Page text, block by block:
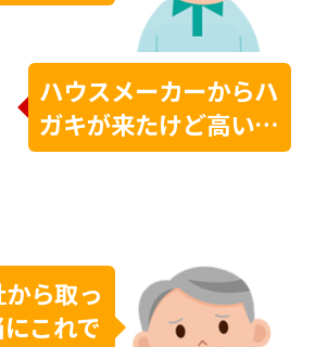
ハウスメーカーからハ
ガキが来たけど高い…
ら取っ
これで